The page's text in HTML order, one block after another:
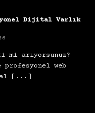
Dijital Varlık
mi arıyorsunuz?
profesyonel web
[...]